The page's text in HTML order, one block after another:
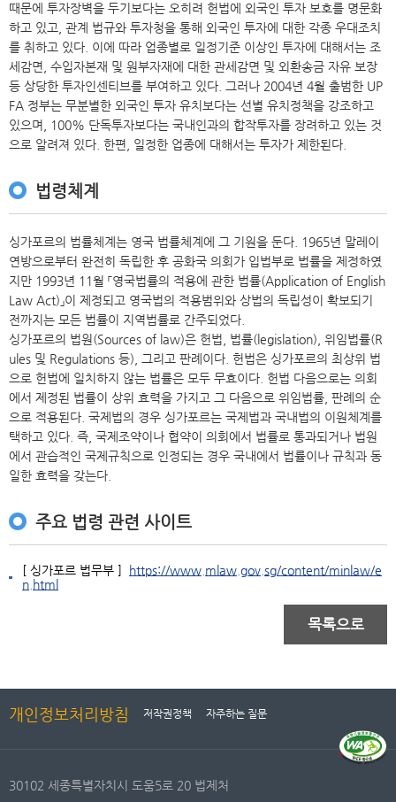
때문에 투자장벽을 두기보다는 오히려 헌법에 외국인 투자 보호를 명문화
하고 있고, 관계 법규와 투자청을 통해 외국인 투자에 대한 각종 우대조치
를 취하고 있다. 이에 따라 업종별로 일정기준 이상인 투자에 대해서는 조
세감면, 수입자본재 및 원부자재에 대한 관세감면 및 외환송금 자유 보장
등 상당한 투자인센티브를 부여하고 있다. 그러나 2004년 4월 출범한 UP
FA 정부는 무분별한 외국인 투자 유치보다는 선별 유치정책을 강조하고
있으며, 100% 단독투자보다는 국내인과의 합작투자를 장려하고 있는 것
으로 알려져 있다. 한편, 일정한 업종에 대해서는 투자가 제한된다.
법령체계
싱가포르의 법률체계는 영국 법률체계에 그 기원을 둔다. 1965년 말레이
연방으로부터 완전히 독립한 후 공화국 의회가 입법부로 법률을 제정하였
지만 1993년 11월 「영국법률의 적용에 관한 법률(Application of English
Law Act)」이 제정되고 영국법의 적용범위와 상법의 독립성이 확보되기
전까지는 모든 법률이 지역법률로 간주되었다.
싱가포르의 법원(Sources of law)은 헌법, 법률(legislation), 위임법률(R
ules 및 Regulations 등), 그리고 판례이다. 헌법은 싱가포르의 최상위 법
으로 헌법에 일치하지 않는 법률은 모두 무효이다. 헌법 다음으로는 의회
에서 제정된 법률이 상위 효력을 가지고 그 다음으로 위임법률, 판례의 순
으로 적용된다. 국제법의 경우 싱가포르는 국제법과 국내법의 이원체계를
택하고 있다. 즉, 국제조약이나 협약이 의회에서 법률로 통과되거나 법원
에서 관습적인 국제규칙으로 인정되는 경우 국내에서 법률이나 규칙과 동
일한 효력을 갖는다.
주요 법령 관련 사이트
[ 싱가포르 법무부 ]
https://www.mlaw.gov.sg/content/minlaw/e
n.html
목록으로
개인정보처리방침 저작권정책 자주하는 질문
30102 세종특별자치시 도움5로 20 법제처